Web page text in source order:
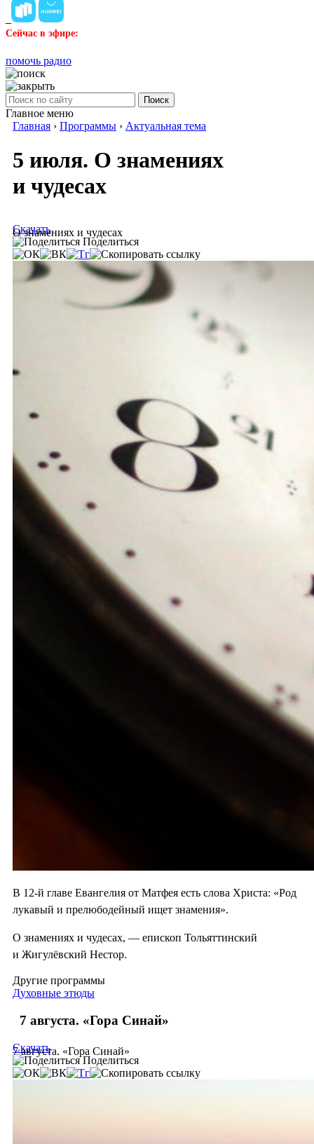
Сейчас в эфире:
помочь радио
Поиск
Главное меню
Главная › Программы › Актуальная тема
5 июля. О знамениях
и чудесах
О знамениях и чудесах
Скачать
Поделиться
В 12-й главе Евангелия от Матфея есть слова Христа: «Род
лукавый и прелюбодейный ищет знамения».
О знамениях и чудесах, — епископ Тольяттинский
и Жигулёвский Нестор.
Другие программы
Духовные этюды
7 августа. «Гора Синай»
7 августа. «Гора Синай»
Скачать
Поделиться